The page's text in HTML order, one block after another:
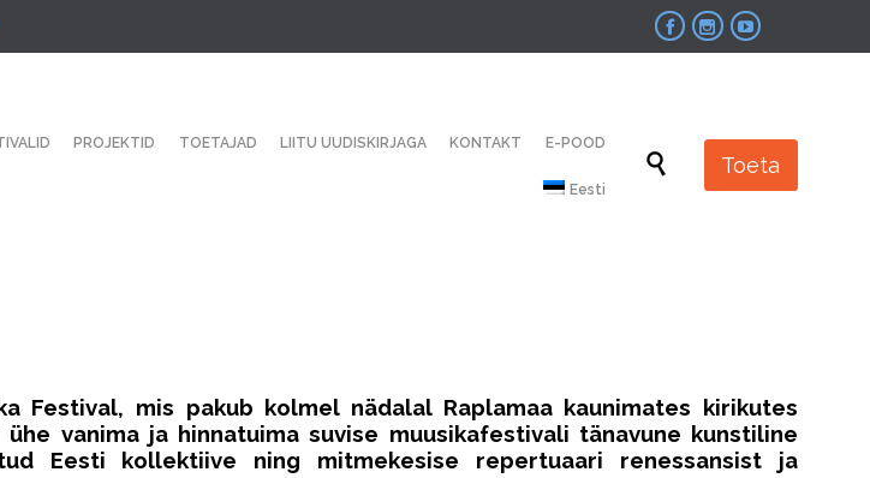
  
content
PROJEKTID TOETAJAD LIITU UUDISKIRJAGA KONTAKT E-POOD
Eesti
 Toeta
Festival, mis pakub kolmel nädalal Raplamaa kaunimates kirikutes
vanima ja hinnatuima suvise muusikafestivali tänavune kunstiline
Eesti kollektiive ning mitmekesise repertuaari renessansist ja